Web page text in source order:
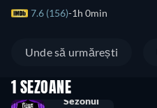
7.6 (156) 1h 0min
Unde să urmărești
1 SEZOANE
Sezonul